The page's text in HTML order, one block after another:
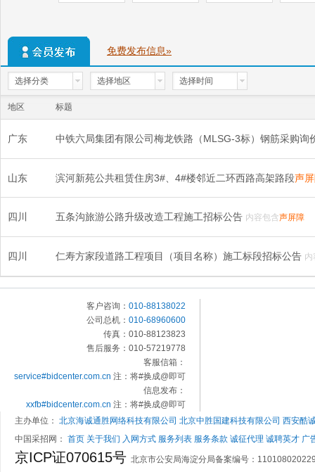
免费发布信息»
选择分类 选择地区 选择时间
地区 标题
广东 中铁六局集团有限公司梅龙铁路（MLSG-3标）钢筋采购询
山东 滨河新苑公共租赁住房3#、4#楼邻近二环西路高架路段声
四川 五条沟旅游公路升级改造工程施工招标公告 内容包含声屏障
四川 仁寿方家段道路工程项目（项目名称）施工标段招标公告 内
客户咨询： 010-88138022
公司总机： 010-68960600
传真：010-88123823
售后服务：010-57219778
客服信箱：
service#bidcenter.com.cn 注：将#换成@即可
信息发布：
xxfb#bidcenter.com.cn 注：将#换成@即可
主办单位： 北京海诚通胜网络科技有限公司 北京中胜国建科技有限公司 西安酷
中国采招网： 首页 关于我们 入网方式 服务列表 服务条款 诚征代理 诚聘英才 广
京ICP证070615号 北京市公安局海淀分局备案编号：